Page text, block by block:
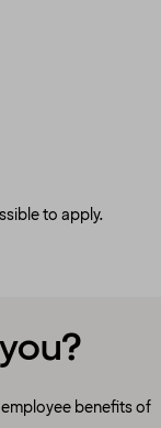
to apply.
benefits of